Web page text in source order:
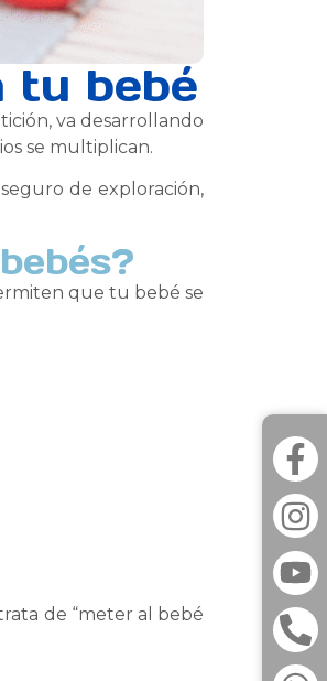
tu bebé
va desarrollando
se multiplican.
de exploración,
que tu bebé se
de “meter al bebé